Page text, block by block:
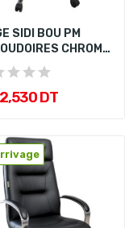
SIDI BOU PM
CHROME
CHROME
DT